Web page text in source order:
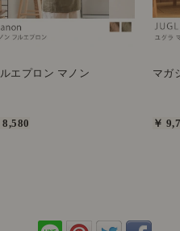
エプロン マノン
8,580
マガ
￥